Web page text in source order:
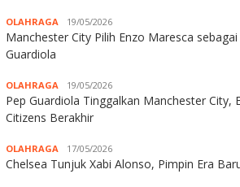
OLAHRAGA 19/05/2026
Manchester City Pilih Enzo Maresca
Guardiola
OLAHRAGA 19/05/2026
Pep Guardiola Tinggalkan Manchester City,
Citizens Berakhir
OLAHRAGA 17/05/2026
Chelsea Tunjuk Xabi Alonso, Pimpin Era